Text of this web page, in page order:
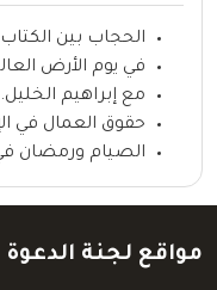
الحجاب بين
في يوم الأرض
مع إبراهيم
حقوق العمال في
الصيام ورمضان في
مواقع لجنة الدعوة